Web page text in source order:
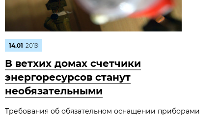
14.01 2019
В ветхих домах счетчики
энергоресурсов станут
необязательными
Требования об обязательном оснащении приборами